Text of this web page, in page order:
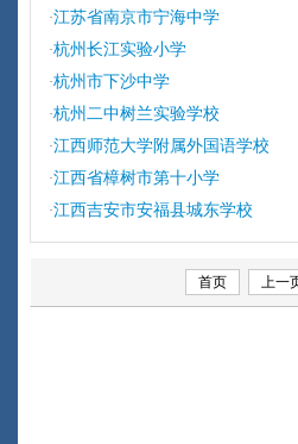
·江苏省南京市宁海中学
·杭州长江实验小学
·杭州市下沙中学
·杭州二中树兰实验学校
·江西师范大学附属外国语学校
·江西省樟树市第十小学
·江西吉安市安福县城东学校
首页 上一